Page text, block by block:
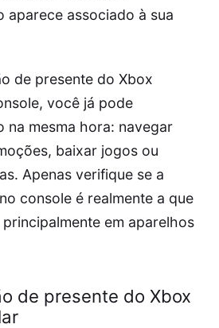
aparece associado à sua
de presente do Xbox
você já pode
na mesma hora: navegar
baixar jogos ou
Apenas verifique se a
console é realmente a que
em aparelhos
de presente do Xbox